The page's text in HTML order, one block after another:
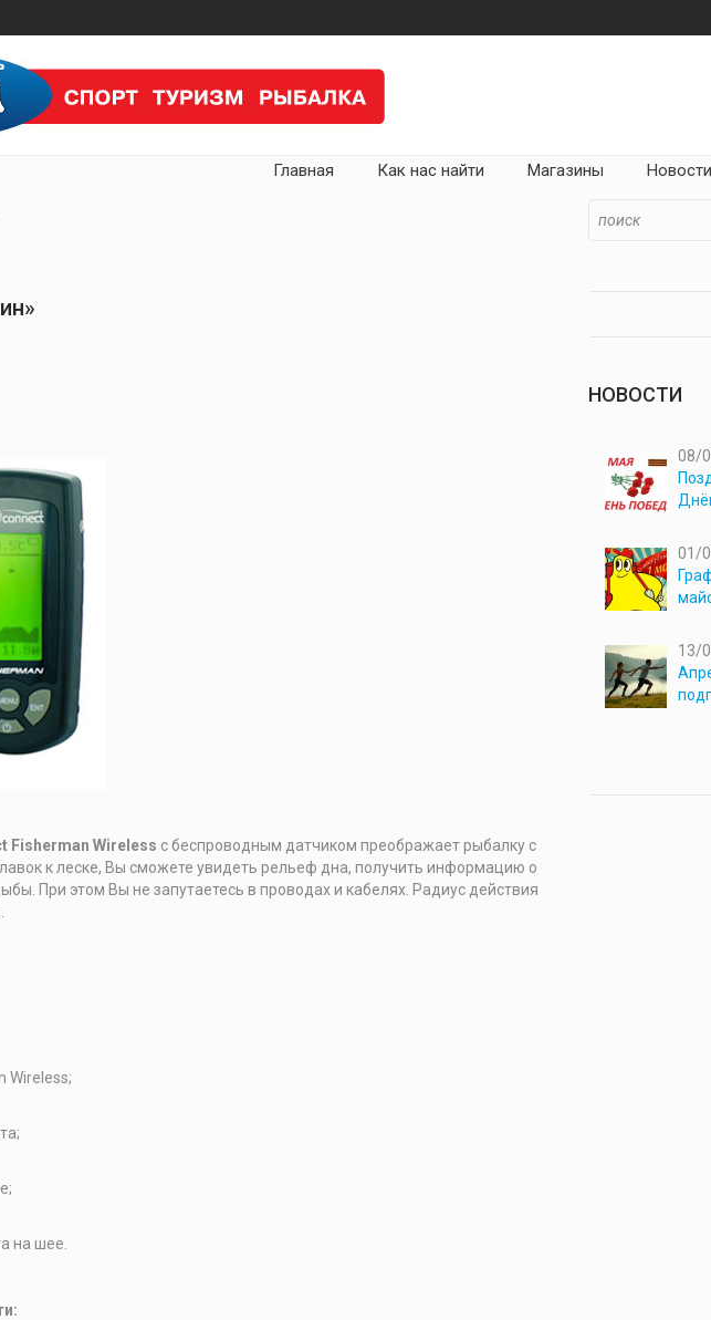
Главная Как нас найти Магазины Новости
Fisherman Wireless с беспроводным датчиком преображает рыбалку с
к леске, Вы сможете увидеть рельеф дна, получить информацию о
При этом Вы не запутаетесь в проводах и кабелях. Радиус действия
Wireless;
на шее.
НОВОСТИ
08/
01/
13/